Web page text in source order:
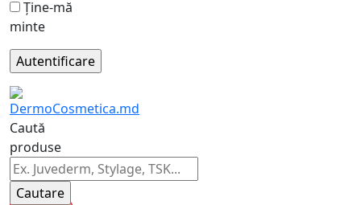
Ține-mă
minte
Caută
produse